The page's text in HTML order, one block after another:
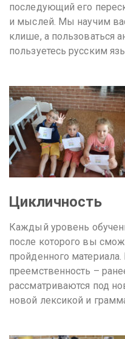
последующий его
и мыслей. Мы научим
клише, а пользоваться
пользуетесь русским
Цикличность
Каждый уровень
после которого вы
пройденного
преемственность –
рассматриваются под
новой лексикой и